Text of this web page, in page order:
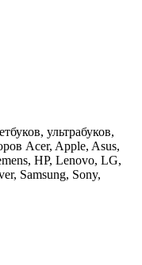
ультрабуков,
Acer, Apple, Asus,
HP, Lenovo, LG,
Samsung, Sony,